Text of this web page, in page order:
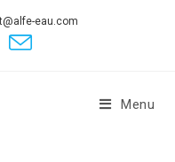
eau.com
Menu